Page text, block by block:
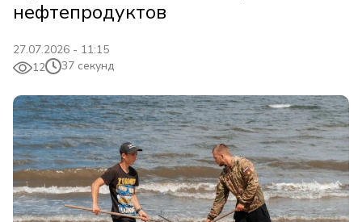
нефтепродуктов
27.07.2026 - 11:15
12
37 секунд